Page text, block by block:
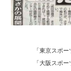
「東京スポ
「大阪スポ